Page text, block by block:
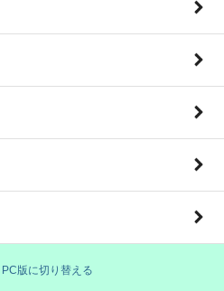
PC版に切り替える